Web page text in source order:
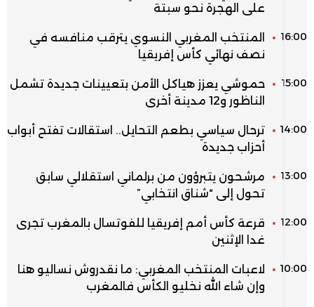
على الهجرة نحو سبتة
16:00
المنتخب المغربي النسوي يترقب منافسه في
نصف نهائي كأس إفريقيا
15:00
حموشي يعزز هياكل الأمن بتعيينات جديدة تشمل
الناظور و12 مدينة أخرى
14:00
ترحال سياسي بطعم التحايل.. استقالات تفتح أبواب
أحزاب جديدة
13:00
مرشحون يتبرؤون من برلماني استقلالي سابق
تحول إلى “شناق انتخابي”
12:00
قرعة كأس أمم إفريقيا للفوتسال بالمغرب تجرى
غدا الإثنين
10:00
لاعبات المنتخب المغربي: ما نقدروش نساليو هنا
وإن شاء الله نخليو الكأس فالمغرب